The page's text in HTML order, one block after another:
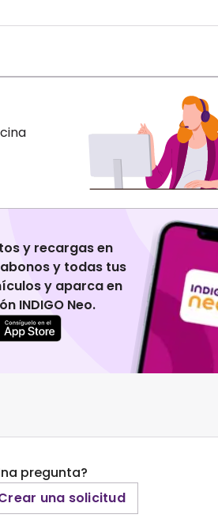
y recargas en
y todas tus
y aparca en
INDIGO Neo.
pregunta?
una solicitud